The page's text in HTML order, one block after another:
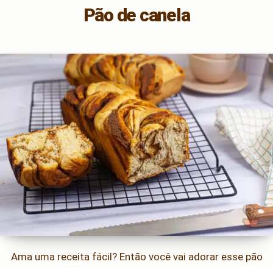
Pão de canela
Ama uma receita fácil? Então você vai adorar esse pão